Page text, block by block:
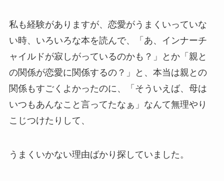
私も経験がありますが、恋愛がうまくいっていな
い時、いろいろな本を読んで、「あ、インナーチ
ャイルドが寂しがっているのかも？」とか「親と
の関係が恋愛に関係するの？」と、本当は親との
関係もすごくよかったのに、「そういえば、母は
いつもあんなこと言ってたなぁ」なんて無理やり
こじつけたりして、
うまくいかない理由ばかり探していました。